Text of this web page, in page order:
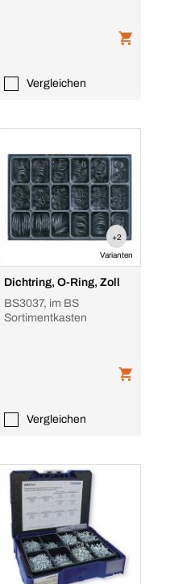
Vergleichen
+2
Varianten
Dichtring, O-Ring, Zoll
BS3037, im BS
Sortimentkasten
Vergleichen